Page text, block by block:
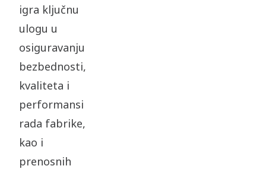
igra ključnu
ulogu u
osiguravanju
bezbednosti,
kvaliteta i
performansi
rada fabrike,
kao i
prenosnih